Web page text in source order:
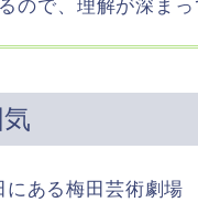
ので、理解が深ま
ある梅田芸術劇場